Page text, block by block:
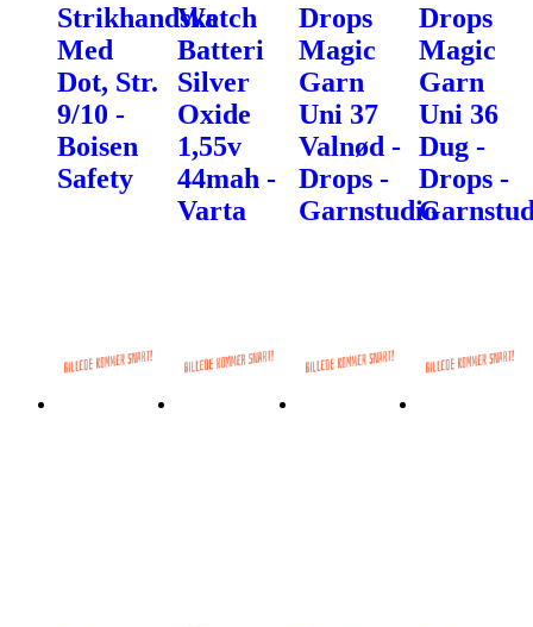
Strikhandske
Med
Dot, Str.
9/10 -
Boisen
Safety
Watch
Batteri
Silver
Oxide
1,55v
44mah -
Varta
Drops
Magic
Garn
Uni 37
Valnød -
Drops -
Garnstudio
Drops
Magic
Garn
Uni 36
Dug -
Drops -